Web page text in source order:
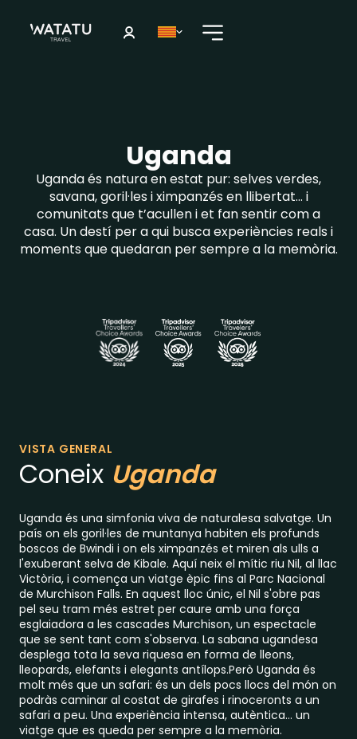
Uganda
Uganda és natura en estat pur: selves verdes,
savana, goril·les i ximpanzés en llibertat… i
comunitats que t’acullen i et fan sentir com a
casa. Un destí per a qui busca experiències reals i
moments que quedaran per sempre a la memòria.
VISTA GENERAL
Coneix Uganda
Uganda és una simfonia viva de naturalesa salvatge. Un
país on els goril·les de muntanya habiten els profunds
boscos de Bwindi i on els ximpanzés et miren als ulls a
l'exuberant selva de Kibale. Aquí neix el mític riu Nil, al llac
Victòria, i comença un viatge èpic fins al Parc Nacional
de Murchison Falls. En aquest lloc únic, el Nil s'obre pas
pel seu tram més estret per caure amb una força
esglaiadora a les cascades Murchison, un espectacle
que se sent tant com s'observa. La sabana ugandesa
desplega tota la seva riquesa en forma de lleons,
lleopards, elefants i elegants antílops.Però Uganda és
molt més que un safari: és un dels pocs llocs del món on
podràs caminar al costat de girafes i rinoceronts a un
safari a peu. Una experiència intensa, autèntica… un
viatge que es queda per sempre a la memòria.